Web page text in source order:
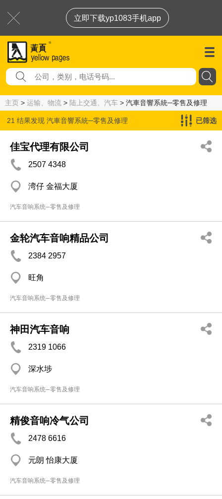
立即下载yp1083手机app
主页 > 运输、物流 > 陆上交通、汽车 > 汽車音響系統─零售及修理
21 结果发现 汽車音響系統─零售及修理 已筛选
佳宝代理有限公司
2507 4348
湾仔 金福大厦
汽车音响系统─零售及修理
金轮汽车音响精品公司
2384 2957
旺角
汽车音响系统─零售及修理
神田汽车音响
2319 1066
深水埗
汽车音响系统─零售及修理
精俊音响冷气公司
2478 6616
元朗 怡康大厦
汽车音响系统─零售及修理